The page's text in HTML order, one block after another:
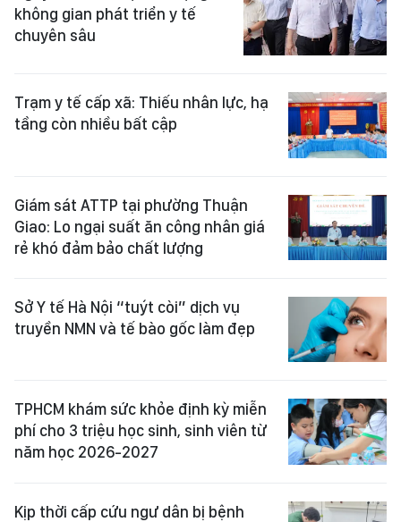
không gian phát triển y tế
chuyên sâu
Trạm y tế cấp xã: Thiếu nhân lực, hạ
tầng còn nhiều bất cập
Giám sát ATTP tại phường Thuận
Giao: Lo ngại suất ăn công nhân giá
rẻ khó đảm bảo chất lượng
Sở Y tế Hà Nội “tuýt còi” dịch vụ
truyền NMN và tế bào gốc làm đẹp
TPHCM khám sức khỏe định kỳ miễn
phí cho 3 triệu học sinh, sinh viên từ
năm học 2026-2027
Kịp thời cấp cứu ngư dân bị bệnh